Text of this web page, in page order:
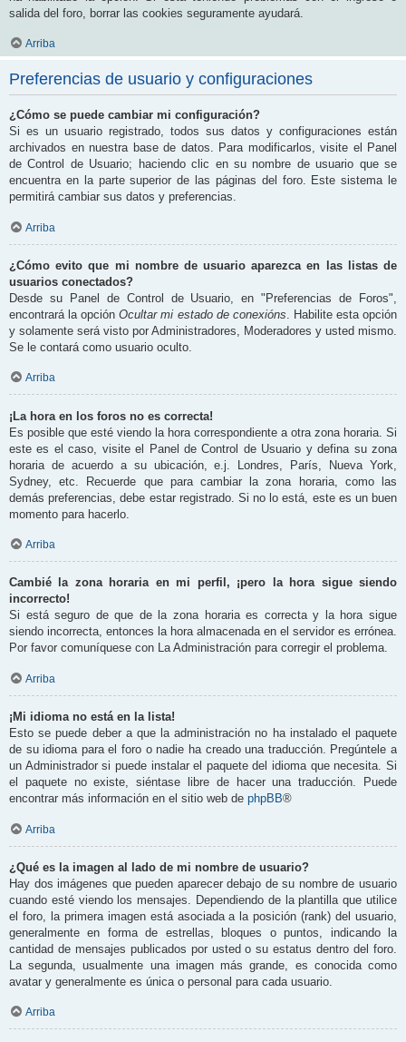
salida del foro, borrar las cookies seguramente ayudará.
Arriba
Preferencias de usuario y configuraciones
¿Cómo se puede cambiar mi configuración?
Si es un usuario registrado, todos sus datos y configuraciones están
archivados en nuestra base de datos. Para modificarlos, visite el Panel
de Control de Usuario; haciendo clic en su nombre de usuario que se
encuentra en la parte superior de las páginas del foro. Este sistema le
permitirá cambiar sus datos y preferencias.
Arriba
¿Cómo evito que mi nombre de usuario aparezca en las listas de
usuarios conectados?
Desde su Panel de Control de Usuario, en "Preferencias de Foros",
encontrará la opciónOcultar mi estado de conexións . Habilite esta opción
y solamente será visto por Administradores, Moderadores y usted mismo.
Se le contará como usuario oculto.
Arriba
¡La hora en los foros no es correcta!
Es posible que esté viendo la hora correspondiente a otra zona horaria. Si
este es el caso, visite el Panel de Control de Usuario y defina su zona
horaria de acuerdo a su ubicación, e.j. Londres, París, Nueva York,
Sydney, etc. Recuerde que para cambiar la zona horaria, como las
demás preferencias, debe estar registrado. Si no lo está, este es un buen
momento para hacerlo.
Arriba
Cambié la zona horaria en mi perfil, ¡pero la hora sigue siendo
incorrecto!
Si está seguro de que de la zona horaria es correcta y la hora sigue
siendo incorrecta, entonces la hora almacenada en el servidor es errónea.
Por favor comuníquese con La Administración para corregir el problema.
Arriba
¡Mi idioma no está en la lista!
Esto se puede deber a que la administración no ha instalado el paquete
de su idioma para el foro o nadie ha creado una traducción. Pregúntele a
un Administrador si puede instalar el paquete del idioma que necesita. Si
el paquete no existe, siéntase libre de hacer una traducción. Puede
encontrar más información en el sitio web de phpBB®
Arriba
¿Qué es la imagen al lado de mi nombre de usuario?
Hay dos imágenes que pueden aparecer debajo de su nombre de usuario
cuando esté viendo los mensajes. Dependiendo de la plantilla que utilice
el foro, la primera imagen está asociada a la posición (rank) del usuario,
generalmente en forma de estrellas, bloques o puntos, indicando la
cantidad de mensajes publicados por usted o su estatus dentro del foro.
La segunda, usualmente una imagen más grande, es conocida como
avatar y generalmente es única o personal para cada usuario.
Arriba